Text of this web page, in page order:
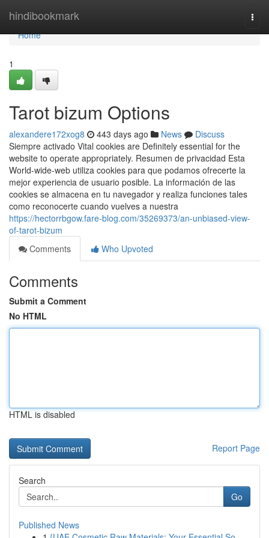
hindibookmark
Home
Home
1
Tarot bizum Options
alexandere172xog8 443 days ago News
Discuss
Siempre activado Vital cookies are Definitely essential for the
website to operate appropriately. Resumen de privacidad Esta
World-wide-web utiliza cookies para que podamos ofrecerte la
mejor experiencia de usuario posible. La información de las
cookies se almacena en tu navegador y realiza funciones tales
como reconocerte cuando vuelves a nuestra
https://hectorrbgow.fare-blog.com/35269373/an-unbiased-view-
of-tarot-bizum
Comments
Who Upvoted
Comments
Submit a Comment
No HTML
HTML is disabled
Report Page
Search
Go
Published News